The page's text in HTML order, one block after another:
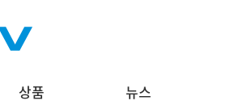
상품 뉴스